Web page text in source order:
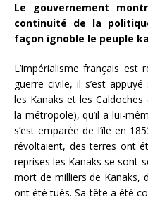
Le gouvernement
continuité de la
façon ignoble le peuple
L’impérialisme français
guerre civile, il s’est
les Kanaks et les
la métropole), qu’il a lui-
s’est emparée de l’île en
révoltaient, des terres ont
reprises les Kanaks se sont
mort de milliers de Kanaks,
ont été tués. Sa tête a été